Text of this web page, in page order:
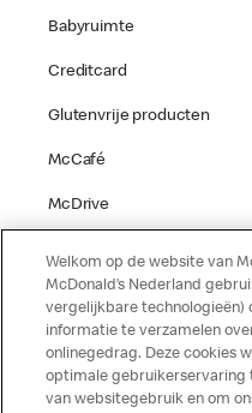
Babyruimte
Creditcard
Glutenvrije producten
McCafé
McDrive
Speelgelegenheid
Terras
Welkom op de website van
McDonald’s Nederland
vergelijkbare technologieën)
informatie te verzamelen
onlinegedrag. Deze cookies
optimale gebruikerservaring
van websitegebruik en om